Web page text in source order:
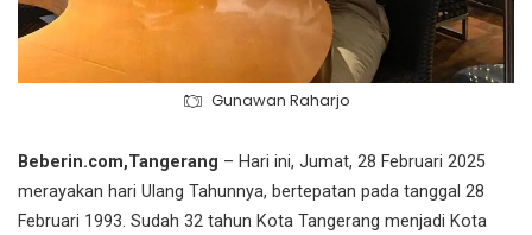
Gunawan Raharjo
Beberin.com,Tangerang – Hari ini, Jumat, 28 Februari 2025
merayakan hari Ulang Tahunnya, bertepatan pada tanggal 28
Februari 1993. Sudah 32 tahun Kota Tangerang menjadi Kota